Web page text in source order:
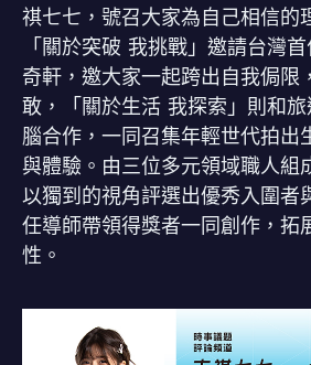
祺七七，號召大家為自己相信的
「關於突破 我挑戰」邀請台灣
奇軒，邀大家一起跨出自我侷限
敢，「關於生活 我探索」則和
腦合作，一同召集年輕世代拍出
與體驗。由三位多元領域職人組
以獨到的視角評選出優秀入圍者
任導師帶領得獎者一同創作，拓
性。